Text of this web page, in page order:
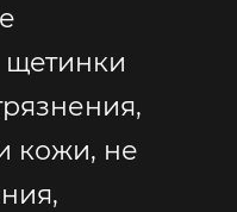
щетинки
кожи, не